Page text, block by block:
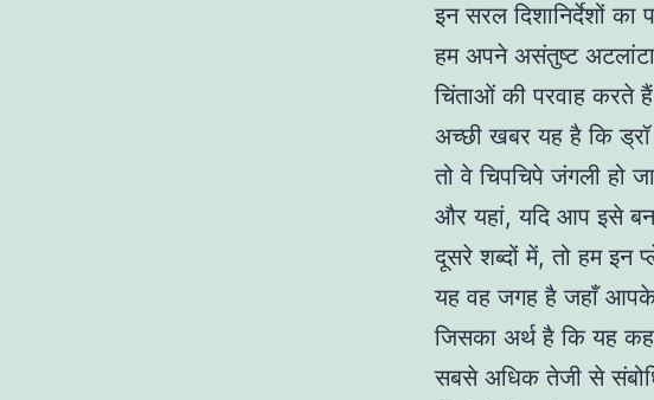
इन सरल दिशानिर्देशों
हम अपने असंतुष्ट
चिंताओं की परवाह करते
अच्छी खबर यह है कि ड्रॉ
तो वे चिपचिपे जंगली हो
और यहां, यदि आप इसे
दूसरे शब्दों में, तो हम इन
यह वह जगह है जहाँ आपके
जिसका अर्थ है कि यह
सबसे अधिक तेजी से